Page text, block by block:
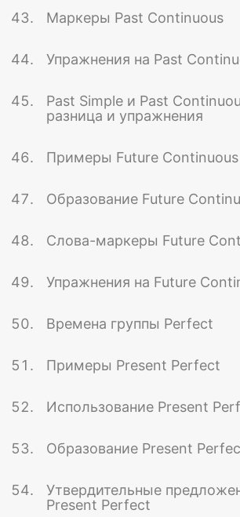
Маркеры Past Continuous
Упражнения на Past
Past Simple и Past
разница и упражнения
Примеры Future Continuous
Образование Future
Слова-маркеры Future
Упражнения на Future
Времена группы Perfect
Примеры Present Perfect
Использование Present
Образование Present
Утвердительные
Present Perfect